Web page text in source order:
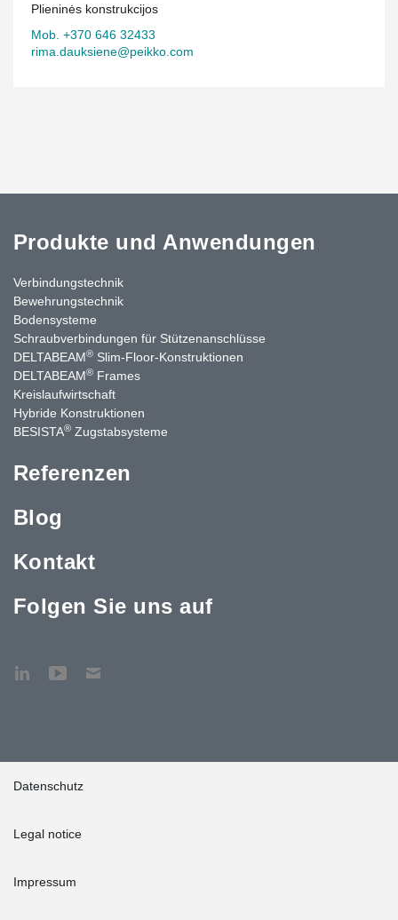
Plieninės konstrukcijos
Mob. +370 646 32433
rima.dauksiene@peikko.com
Produkte und Anwendungen
Verbindungstechnik
Bewehrungstechnik
Bodensysteme
Schraubverbindungen für Stützenanschlüsse
DELTABEAM® Slim-Floor-Konstruktionen
DELTABEAM® Frames
Kreislaufwirtschaft
Hybride Konstruktionen
BESISTA® Zugstabsysteme
Referenzen
Blog
Kontakt
Folgen Sie uns auf
Datenschutz
Legal notice
Impressum